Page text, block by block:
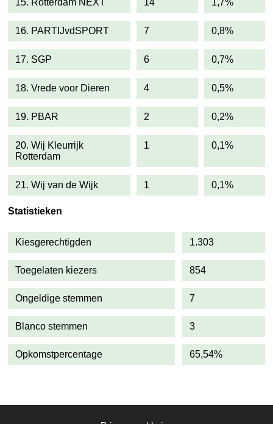
15. Rotterdam NEXT 14 1,7%
16. PARTIJvdSPORT 7 0,8%
17. SGP 6 0,7%
18. Vrede voor Dieren 4 0,5%
19. PBAR 2 0,2%
20. Wij Kleurrijk
Rotterdam
1 0,1%
21. Wij van de Wijk 1 0,1%
Statistieken
Kiesgerechtigden 1.303
Toegelaten kiezers 854
Ongeldige stemmen 7
Blanco stemmen 3
Opkomstpercentage 65,54%